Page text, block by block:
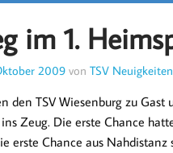
im 1.
2009von TSV Neuigkeiten
den TSV Wiesenburg zu
Zeug. Die erste Chance
erste Chance aus